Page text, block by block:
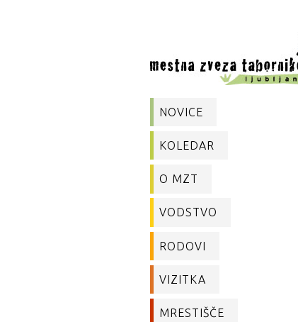
NOVICE
KOLEDAR
O MZT
VODSTVO
RODOVI
VIZITKA
MRESTIŠČE